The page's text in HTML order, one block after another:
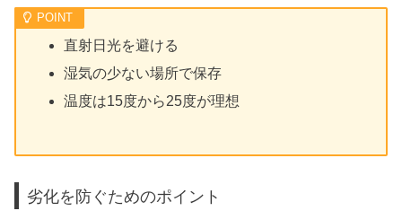
直射日光を避ける
湿気の少ない場所で保存
温度は15度から25度が理想
劣化を防ぐためのポイント